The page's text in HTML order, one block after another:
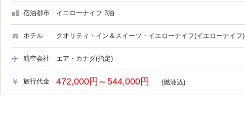
宿泊都市 イエローナイフ 3泊
ホテル クオリティ・イン＆スイーツ・イエローナイフ(イエローナイフ)
航空会社 エア・カナダ(指定)
旅行代金 472,000円～544,000円 (燃油込)